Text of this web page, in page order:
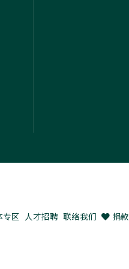
专区 人才招聘 联络我们 捐